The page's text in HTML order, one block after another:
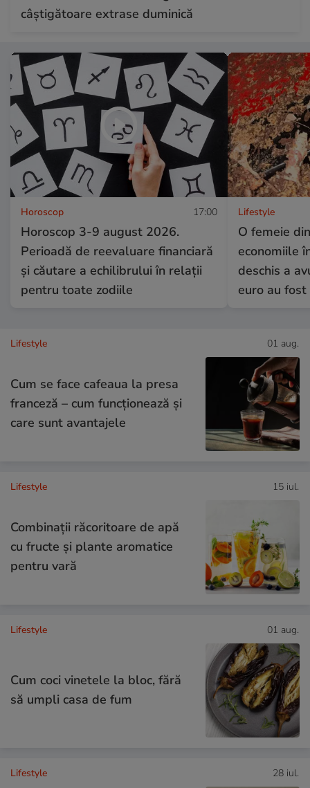
câștigătoare extrase duminică
Horoscop 17:00
Horoscop 3-9 august 2026.
Perioadă de reevaluare financiară
și căutare a echilibrului în relații
pentru toate zodiile
Lifestyle
O femeie
economiile
deschis a
euro au
Lifestyle 01 aug.
Cum se face cafeaua la presa
franceză – cum funcționează și
care sunt avantajele
Lifestyle 15 iul.
Combinaţii răcoritoare de apă
cu fructe şi plante aromatice
pentru vară
Lifestyle 01 aug.
Cum coci vinetele la bloc, fără
să umpli casa de fum
Lifestyle 28 iul.